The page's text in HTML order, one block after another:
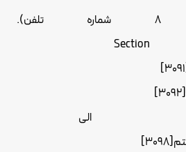
تکرار کنید(تا 8 شماره تلفن).